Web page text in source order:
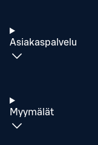
Asiakaspalvelu
Myymälät